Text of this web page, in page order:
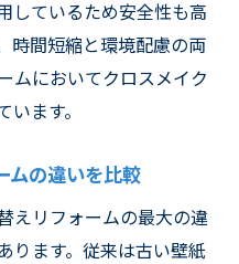
しているため安全性も高
時間短縮と環境配慮の両
ムにおいてクロスメイク
ます。
ムの違いを比較
えリフォームの最大の違
ります。従来は古い壁紙